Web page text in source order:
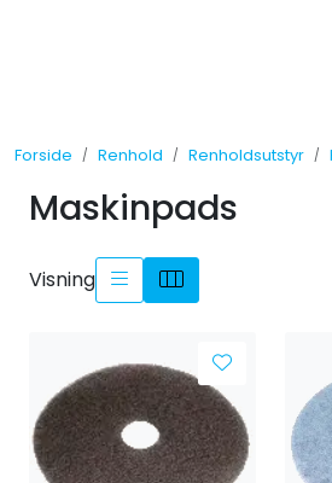
Forside Renhold Renholdsutstyr
Maskinpads
Visning
Måleinstrumenter
Renhold
Vinduspusseutstyr